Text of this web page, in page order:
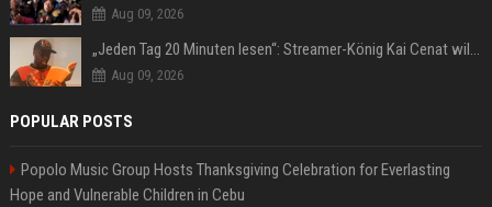
Aug 09, 2026
„Jeden Tag 20 Minuten lesen“: Streamer-König Kai Cenat will wortgewandter werden und seine Community mit ihm
Aug 09, 2026
POPULAR POSTS
Popolo Music Group Hosts Thanksgiving Celebration for Everlasting
Hope and Vulnerable Children in Cebu